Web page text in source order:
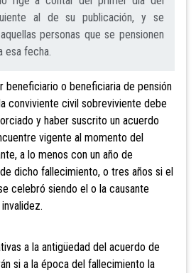
al de su publicación, y se
personas que se pensionen
esa fecha.
o beneficiaria de pensión
conviviente civil sobreviviente debe
y haber suscrito un acuerdo
vigente al momento del
a lo menos con un año de
dicho fallecimiento, o tres años si el
celebró siendo el o la causante
a la antigüedad del acuerdo de
si a la época del fallecimiento la